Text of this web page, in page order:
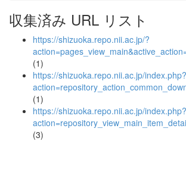
収集済み URL リスト
https://shizuoka.repo.nii.ac.jp/?
(1)
https://shizuoka.repo.nii.ac.jp/index.php?
(1)
https://shizuoka.repo.nii.ac.jp/index.php?
(3)